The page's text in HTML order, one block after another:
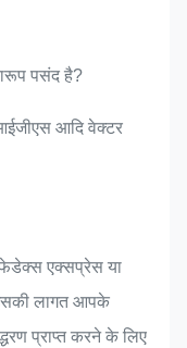
पसंद है?
आदि वेक्टर
फेडेक्स एक्सप्रेस या
लागत आपके
प्राप्त करने के लिए